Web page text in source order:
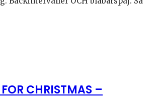
CHRISTMAS –